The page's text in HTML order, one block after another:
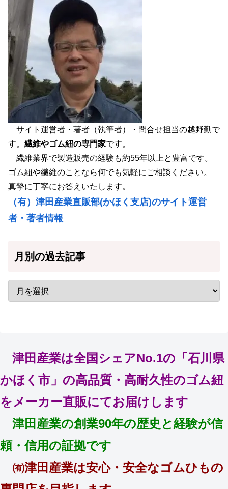
サイト運営者・著者（執筆者）・問合せ担当の越野勤で
す。 繊維やゴム紐の専門家です。
繊維業界で製造販売の経験も約55年以上と豊富です。
ゴム紐や繊維のことなら何でも気軽にご相談ください。
真摯に丁寧にお答えいたします。
（有）津田産業直販部(かほく支店)のサイト運営
者・著者情報
月別の過去記事
津田産業は全国シェアNo.1の「石川県
かほく市」の高品質・高耐久性のゴム紐
をメーカー直販にてお届けします
津田産業の創業90年の歴史と経験が信
頼・信用の証拠です
㈲津田産業は安心・安全なゴムひもの